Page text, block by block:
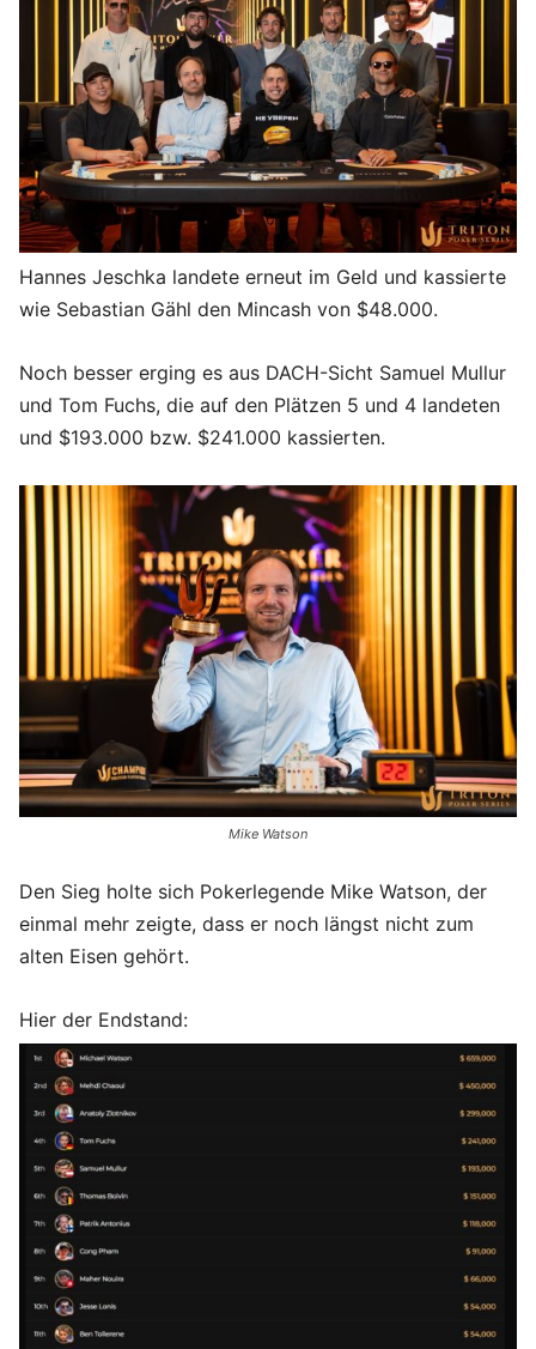
Hannes Jeschka landete erneut im Geld und kassierte
wie Sebastian Gähl den Mincash von $48.000.
Noch besser erging es aus DACH-Sicht Samuel Mullur
und Tom Fuchs, die auf den Plätzen 5 und 4 landeten
und $193.000 bzw. $241.000 kassierten.
Mike Watson
Den Sieg holte sich Pokerlegende Mike Watson, der
einmal mehr zeigte, dass er noch längst nicht zum
alten Eisen gehört.
Hier der Endstand: